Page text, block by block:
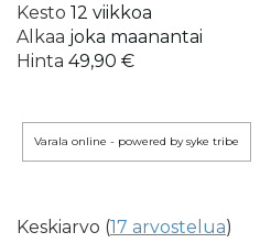
Kesto 12 viikkoa
Alkaa joka maanantai
Hinta 49,90 €
varala online - powered by syke tribe
Keskiarvo (17 arvostelua)